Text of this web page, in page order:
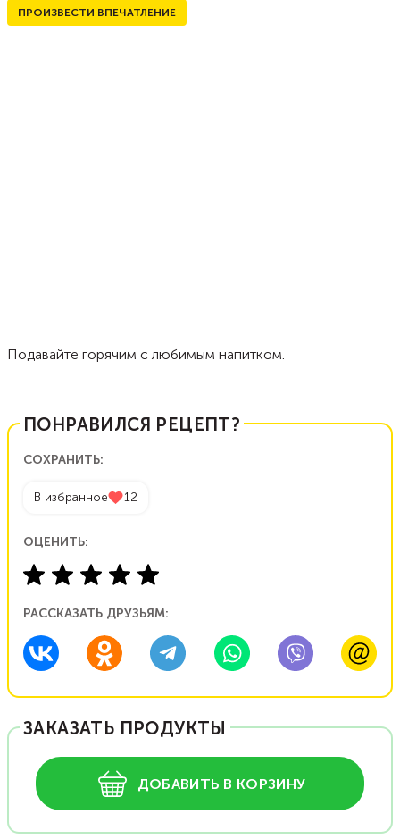
ПРОИЗВЕСТИ ВПЕЧАТЛЕНИЕ
Подавайте горячим с любимым напитком.
ПОНРАВИЛСЯ РЕЦЕПТ?
СОХРАНИТЬ:
В избранное 12
ОЦЕНИТЬ:
РАССКАЗАТЬ ДРУЗЬЯМ:
ЗАКАЗАТЬ ПРОДУКТЫ
ДОБАВИТЬ В КОРЗИНУ